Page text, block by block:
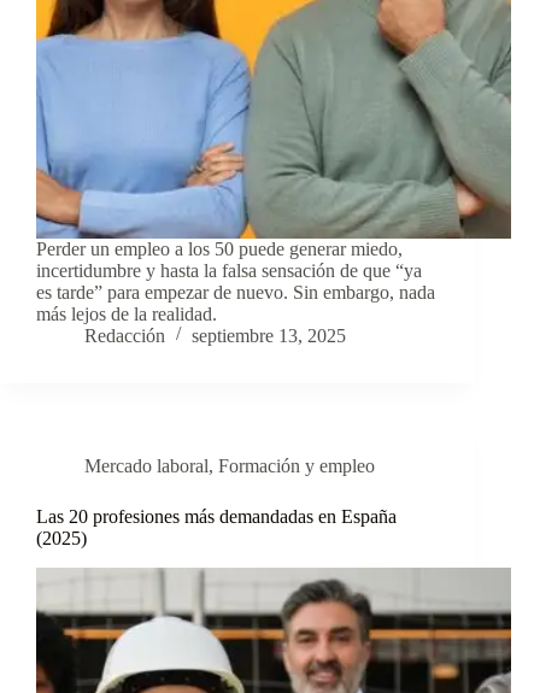
Perder un empleo a los 50 puede generar miedo,
incertidumbre y hasta la falsa sensación de que “ya
es tarde” para empezar de nuevo. Sin embargo, nada
más lejos de la realidad.
Redacción
septiembre 13, 2025
Mercado laboral, Formación y empleo
Las 20 profesiones más demandadas en España
(2025)